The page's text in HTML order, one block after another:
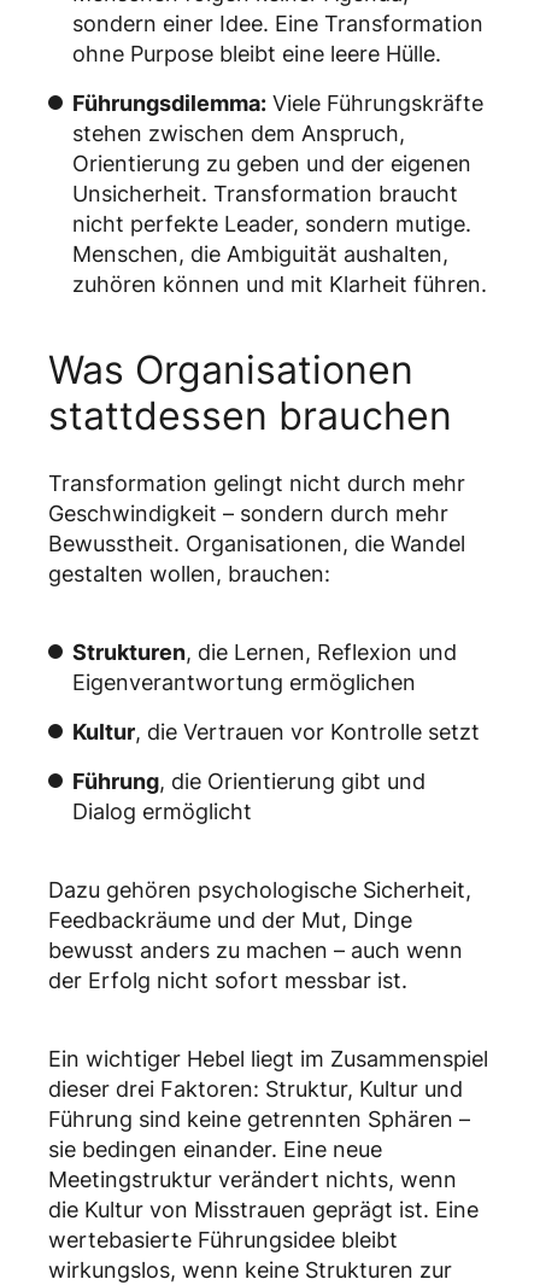
sondern einer Idee. Eine Transformation
ohne Purpose bleibt eine leere Hülle.
Führungsdilemma: Viele Führungskräfte
stehen zwischen dem Anspruch,
Orientierung zu geben und der eigenen
Unsicherheit. Transformation braucht
nicht perfekte Leader, sondern mutige.
Menschen, die Ambiguität aushalten,
zuhören können und mit Klarheit führen.
Was Organisationen
stattdessen brauchen
Transformation gelingt nicht durch mehr
Geschwindigkeit – sondern durch mehr
Bewusstheit. Organisationen, die Wandel
gestalten wollen, brauchen:
Strukturen, die Lernen, Reflexion und
Eigenverantwortung ermöglichen
Kultur, die Vertrauen vor Kontrolle setzt
Führung, die Orientierung gibt und
Dialog ermöglicht
Dazu gehören psychologische Sicherheit,
Feedbackräume und der Mut, Dinge
bewusst anders zu machen – auch wenn
der Erfolg nicht sofort messbar ist.
Ein wichtiger Hebel liegt im Zusammenspiel
dieser drei Faktoren: Struktur, Kultur und
Führung sind keine getrennten Sphären –
sie bedingen einander. Eine neue
Meetingstruktur verändert nichts, wenn
die Kultur von Misstrauen geprägt ist. Eine
wertebasierte Führungsidee bleibt
wirkungslos, wenn keine Strukturen zur